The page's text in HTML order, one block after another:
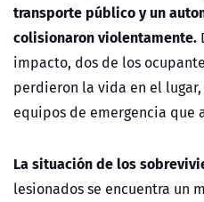
transporte público y un
colisionaron violentamente.
impacto, dos de los
perdieron la vida en el
equipos de emergencia que
La situación de los
lesionados se encuentra un